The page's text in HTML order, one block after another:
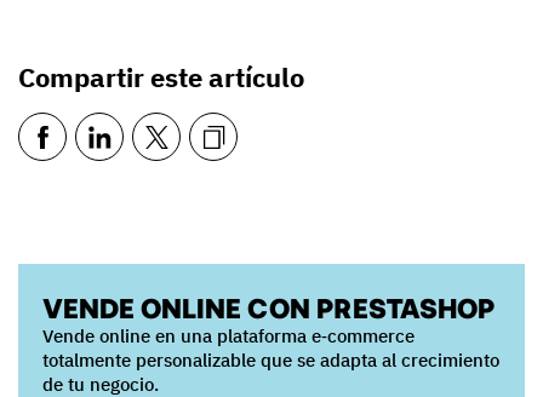
Compartir este artículo
VENDE ONLINE CON PRESTASHOP
Vende online en una plataforma e‑commerce
totalmente personalizable que se adapta al crecimiento
de tu negocio.